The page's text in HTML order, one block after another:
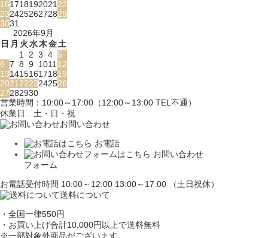
16171819202122
23242526272829
3031
2026年9月
日 月 火水木金土
1 2 3 4 5
6 7 8 9 101112
13141516171819
20212223242526
27282930
営業時間：10:00～17:00（12:00～13:00 TEL不通）
休業日…土・日・祝
お問い合わせ
お電話
お問い合わせ
フォーム
お電話受付時間 10:00～12:00 13:00～17:00 （土日祝休）
送料について
・全国一律550円
・お買い上げ合計10,000円 以上で送料無料
※一部対象外商品がございます。